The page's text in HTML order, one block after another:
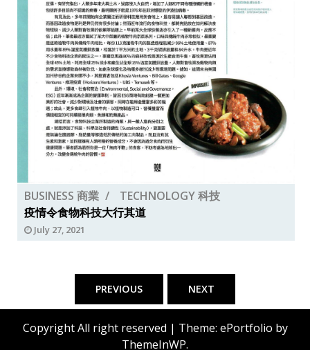
BUSINESS 商業
TECHNOLOGY 科技
疫情令食物科技大行其道
July 27, 2021
paginationPREVIOUS NEXT
Copyright All right reserved | Theme: ePortfolio by
ThemeInWP.